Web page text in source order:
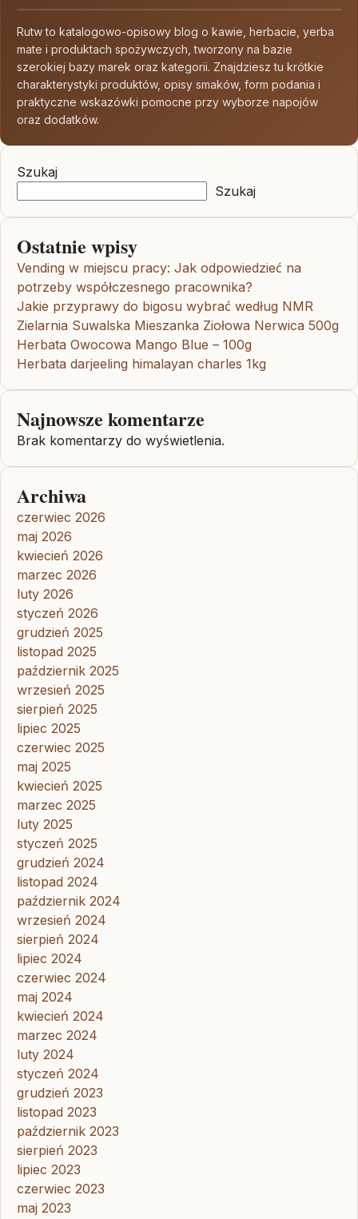
Rutw to katalogowo-opisowy blog o kawie, herbacie, yerba
mate i produktach spożywczych, tworzony na bazie
szerokiej bazy marek oraz kategorii. Znajdziesz tu krótkie
charakterystyki produktów, opisy smaków, form podania i
praktyczne wskazówki pomocne przy wyborze napojów
oraz dodatków.
Szukaj
Szukaj
Ostatnie wpisy
Vending w miejscu pracy: Jak odpowiedzieć na
potrzeby współczesnego pracownika?
Jakie przyprawy do bigosu wybrać według NMR
Zielarnia Suwalska Mieszanka Ziołowa Nerwica 500g
Herbata Owocowa Mango Blue – 100g
Herbata darjeeling himalayan charles 1kg
Najnowsze komentarze
Brak komentarzy do wyświetlenia.
Archiwa
czerwiec 2026
maj 2026
kwiecień 2026
marzec 2026
luty 2026
styczeń 2026
grudzień 2025
listopad 2025
październik 2025
wrzesień 2025
sierpień 2025
lipiec 2025
czerwiec 2025
maj 2025
kwiecień 2025
marzec 2025
luty 2025
styczeń 2025
grudzień 2024
listopad 2024
październik 2024
wrzesień 2024
sierpień 2024
lipiec 2024
czerwiec 2024
maj 2024
kwiecień 2024
marzec 2024
luty 2024
styczeń 2024
grudzień 2023
listopad 2023
październik 2023
sierpień 2023
lipiec 2023
czerwiec 2023
maj 2023